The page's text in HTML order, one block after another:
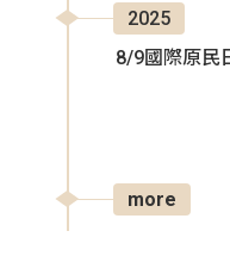
2025
8/9國際原民
more